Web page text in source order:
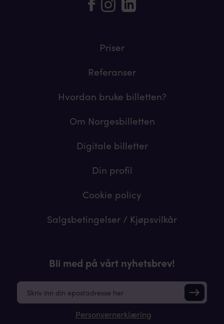
Priser
Referanser
Hvordan bruke billetten?
Om Norgesbilletten
Digitale billetter
Din profil
Cookie policy
Salgsbetingelser / Kjøpsvilkår
Bli med på vårt nyhetsbrev!
E
a
Personvernerklæring